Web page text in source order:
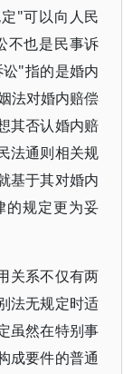
"可以向人民
不也是民事诉
"指的是婚内
法对婚内赔偿
其否认婚内赔
法通则相关规
基于其对婚内
的规定更为妥
关系不仅有两
法无规定时适
虽然在特别事
成要件的普通